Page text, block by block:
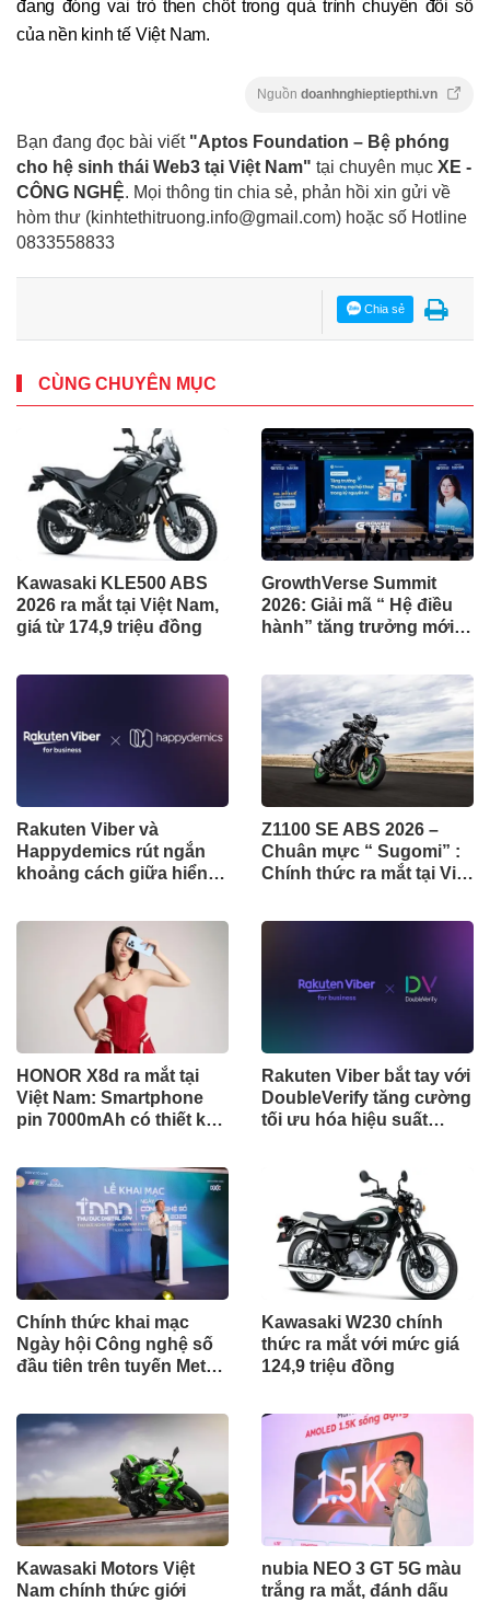
đang đóng vai trò then chốt trong quá trình chuyển đổi số
của nền kinh tế Việt Nam.
Nguồn doanhnghieptiepthi.vn
Bạn đang đọc bài viết "Aptos Foundation – Bệ phóng
cho hệ sinh thái Web3 tại Việt Nam" tại chuyên mục XE -
CÔNG NGHỆ. Mọi thông tin chia sẻ, phản hồi xin gửi về
hòm thư (kinhtethitruong.info@gmail.com) hoặc số Hotline
0833558833
Chia sẻ
CÙNG CHUYÊN MỤC
Kawasaki KLE500 ABS
2026 ra mắt tại Việt Nam,
giá từ 174,9 triệu đồng
GrowthVerse Summit
2026: Giải mã “ Hệ điều
hành” tăng trưởng mới
Rakuten Viber và
Happydemics rút ngắn
khoảng cách giữa hiển
thức người dùng
Z1100 SE ABS 2026 –
Chuân mực “ Sugomi” :
Chính thức ra mắt tại Việt
triệu
HONOR X8d ra mắt tại
Việt Nam: Smartphone
pin 7000mAh có thiết kế
Rakuten Viber bắt tay với
DoubleVerify tăng cường
tối ưu hóa hiệu suất
Chính thức khai mạc
Ngày hội Công nghệ số
đầu tiên trên tuyến Metro
Day 2025
Kawasaki W230 chính
thức ra mắt với mức giá
124,9 triệu đồng
Kawasaki Motors Việt
Nam chính thức giới
nubia NEO 3 GT 5G màu
trắng ra mắt, đánh dấu